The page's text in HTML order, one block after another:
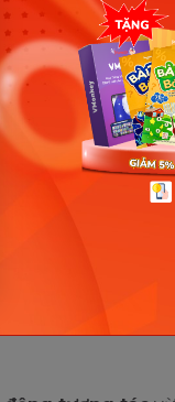
học
hàng đầu Việt
bé
là một sự lựa
khan mà
các trò
lĩnh hội các kiến